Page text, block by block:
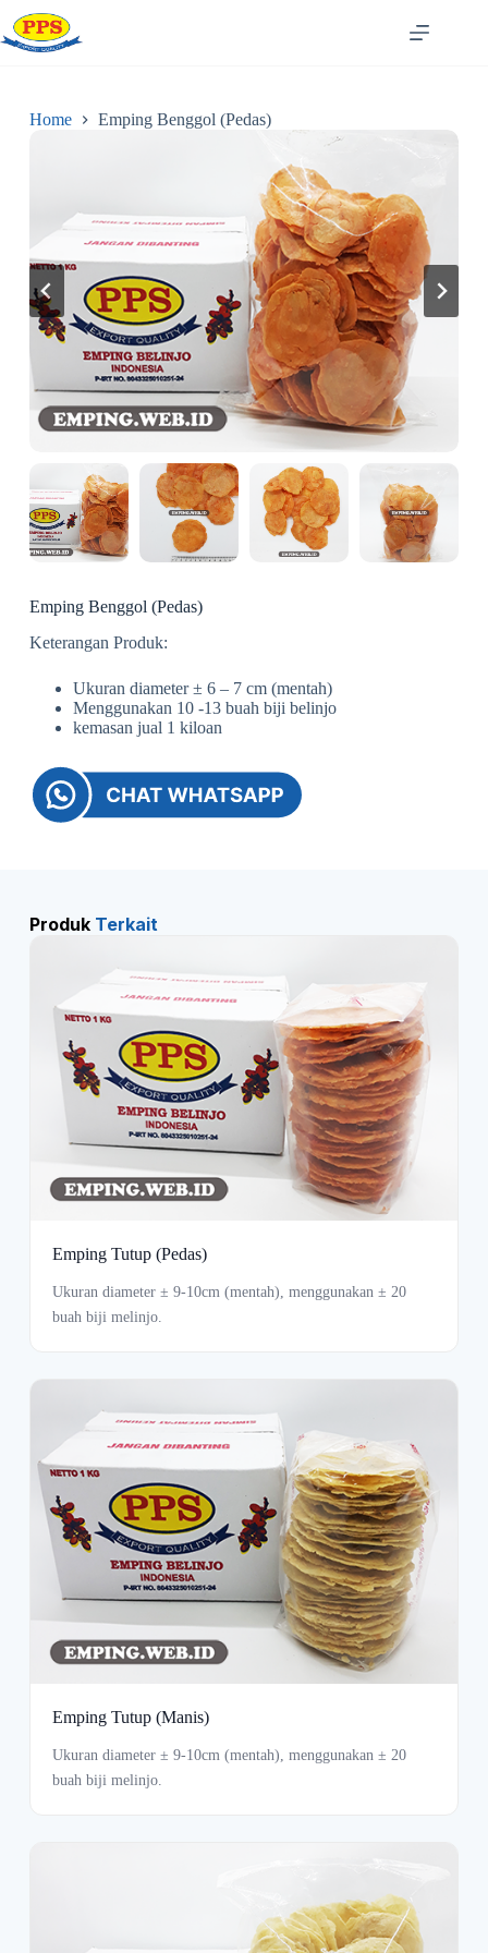
content
Home Emping Benggol (Pedas)
Emping Benggol (Pedas)
Keterangan Produk:
Ukuran diameter ± 6 – 7 cm (mentah)
Menggunakan 10 -13 buah biji belinjo
kemasan jual 1 kiloan
Produk Terkait
Emping Tutup (Pedas)
Ukuran diameter ± 9-10cm (mentah), menggunakan ± 20
buah biji melinjo.
Emping Tutup (Manis)
Ukuran diameter ± 9-10cm (mentah), menggunakan ± 20
buah biji melinjo.